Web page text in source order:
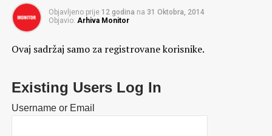
Objavljeno prije 12 godina na 31 Oktobra, 2014
Objavio: Arhiva Monitor
Ovaj sadržaj samo za registrovane korisnike.
Existing Users Log In
Username or Email